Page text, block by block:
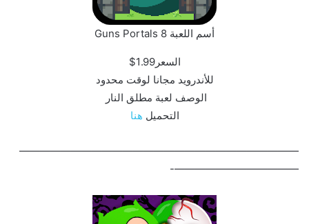
أسم اللعبة 8 Guns Portals‏
السعر1.99$
للأندرويد مجانا لوقت محدود
الوصف لعبة مطلق النار
التحميل هنا
———————————————————————————
————————————-